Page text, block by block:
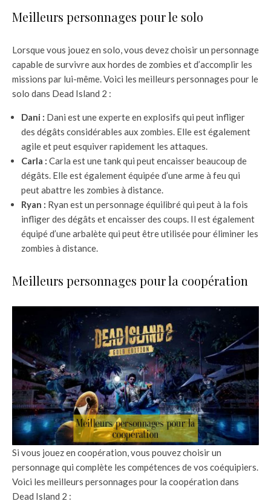
Meilleurs personnages pour le solo
Lorsque vous jouez en solo, vous devez choisir un personnage
capable de survivre aux hordes de zombies et d’accomplir les
missions par lui-même. Voici les meilleurs personnages pour le
solo dans Dead Island 2 :
Dani : Dani est une experte en explosifs qui peut infliger
des dégâts considérables aux zombies. Elle est également
agile et peut esquiver rapidement les attaques.
Carla : Carla est une tank qui peut encaisser beaucoup de
dégâts. Elle est également équipée d’une arme à feu qui
peut abattre les zombies à distance.
Ryan : Ryan est un personnage équilibré qui peut à la fois
infliger des dégâts et encaisser des coups. Il est également
équipé d’une arbalète qui peut être utilisée pour éliminer les
zombies à distance.
Meilleurs personnages pour la coopération
Si vous jouez en coopération, vous pouvez choisir un
personnage qui complète les compétences de vos coéquipiers.
Voici les meilleurs personnages pour la coopération dans
Dead Island 2 :